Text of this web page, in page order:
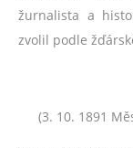
žurnalista a
zvolil podle
(3. 10. 1891